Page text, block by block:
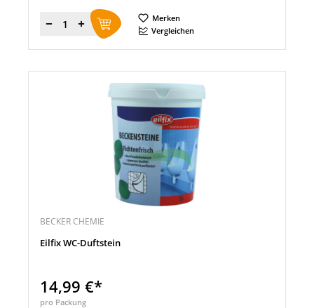
Menge
Merken
Vergleichen
BECKER CHEMIE
Eilfix WC-Duftstein
14,99 €*
pro Packung